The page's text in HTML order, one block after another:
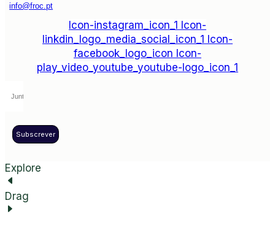
info@froc.pt
Icon-instagram_icon_1
Icon-
linkdin_logo_media_social_icon_1
Icon-
facebook_logo_icon Icon-
play_video_youtube_youtube-logo_icon_1
Subscrever
Explore
Drag